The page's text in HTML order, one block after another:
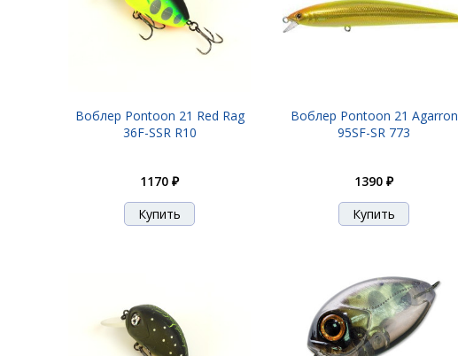
Воблер Pontoon 21 Red Rag
36F-SSR R10
1170 ₽
Воблер Pontoon 21 Agarron
95SF-SR 773
1390 ₽